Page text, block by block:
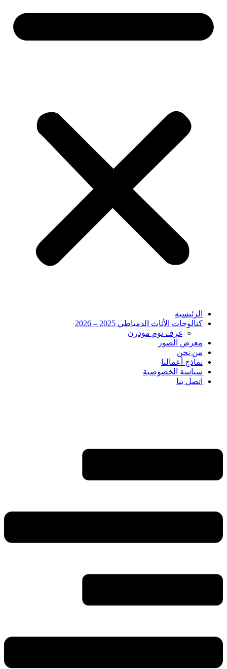
الرئيسيه
كتالوجات الأثاث الدمياطي 2025 – 2026
غرف نوم مودرن
معرض الصور
من نحن
نماذج أعمالنا
سياسة الخصوصية
اتصل بنا